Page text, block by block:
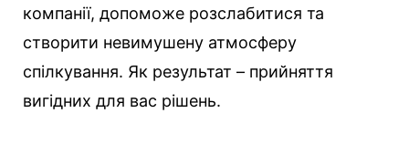
компанії, допоможе розслабитися та
створити невимушену атмосферу
спілкування. Як результат – прийняття
вигідних для вас рішень.